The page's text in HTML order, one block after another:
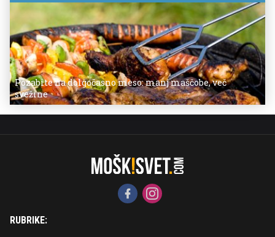
Pozabite na dolgočasno meso: manj maščobe, več
svežine
RUBRIKE: